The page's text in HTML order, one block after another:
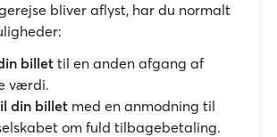
bliver aflyst, har du normalt
billet til en anden afgang af
værdi.
din billet med en anmodning til
om fuld tilbagebetaling.